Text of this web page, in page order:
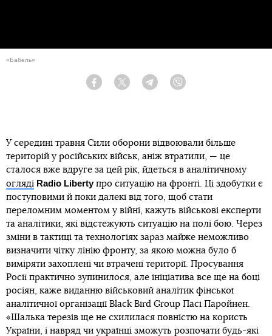
«Бабель»
Facebook Twitter Telegram
У середині травня Сили оборони відвоювали більше
територій у російських військ, аніж втратили, — це
сталося вже вдруге за цей рік, йдеться в аналітичному
огляді Radio Libertyпро ситуацію на фронті. Ці здобутки є
поступовими й поки далекі від того, щоб стати
переломним моментом у війні, кажуть військові експерти
та аналітики, які відстежують ситуацію на полі бою. Через
зміни в тактиці та технологіях зараз майже неможливо
визначити чітку лінію фронту, за якою можна було б
виміряти захоплені чи втрачені території. Просування
Росії практично зупинилося, але ініціатива все ще на боці
росіян, каже виданню військовий аналітик фінської
аналітичної організації Black Bird Group Пасі Паройнен.
«Шалька терезів ще не схилилася повністю на користь
України, і навряд чи українці зможуть розпочати будь-які